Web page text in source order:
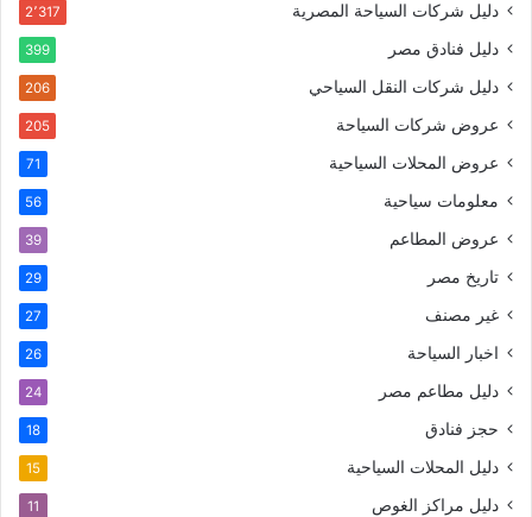
دليل شركات السياحة المصرية 2٬317
دليل فنادق مصر 399
دليل شركات النقل السياحي 206
عروض شركات السياحة 205
عروض المحلات السياحية 71
معلومات سياحية 56
عروض المطاعم 39
تاريخ مصر 29
غير مصنف 27
اخبار السياحة 26
دليل مطاعم مصر 24
حجز فنادق 18
دليل المحلات السياحية 15
دليل مراكز الغوص 11